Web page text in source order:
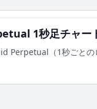
1秒足チャー
Perpetual （1秒ごと